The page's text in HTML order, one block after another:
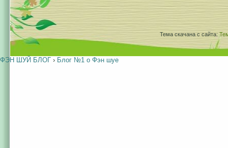
Тема скачана с сайта:
ФЭН ШУЙ БЛОГ › Блог №1 о Фэн шуе